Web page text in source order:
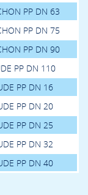
PP DN 63
PP DN 75
PP DN 90
PP DN 110
PP DN 16
PP DN 20
PP DN 25
PP DN 32
PP DN 40